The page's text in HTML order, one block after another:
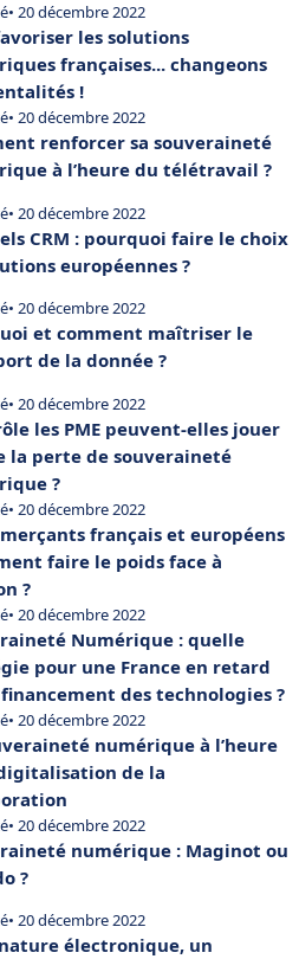
• 20 décembre 2022
les solutions
françaises... changeons
!
• 20 décembre 2022
renforcer sa souveraineté
à l’heure du télétravail ?
• 20 décembre 2022
CRM : pourquoi faire le choix
européennes ?
• 20 décembre 2022
et comment maîtriser le
de la donnée ?
• 20 décembre 2022
les PME peuvent-elles jouer
la perte de souveraineté
?
• 20 décembre 2022
français et européens
faire le poids face à
?
• 20 décembre 2022
Numérique : quelle
pour une France en retard
des technologies ?
• 20 décembre 2022
numérique à l’heure
de la
• 20 décembre 2022
numérique : Maginot ou
?
• 20 décembre 2022
électronique, un